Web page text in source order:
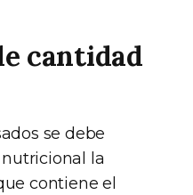
cantidad
se debe
la
contiene el